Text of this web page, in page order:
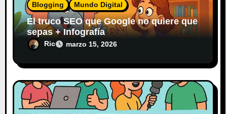
Blogging Mundo Digital
El truco SEO que Google no quiere que
sepas + Infografía
Ric marzo 15, 2026